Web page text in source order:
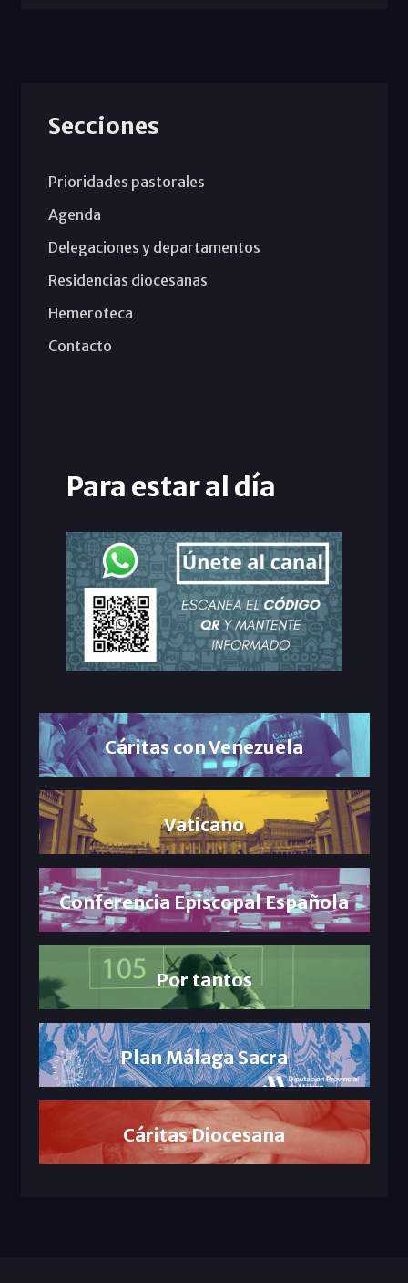
Secciones
Prioridades pastorales
Agenda
Delegaciones y departamentos
Residencias diocesanas
Hemeroteca
Contacto
Para estar al día
Cáritas con Venezuela
Vaticano
Conferencia Episcopal Española
Por tantos
Plan Málaga Sacra
Cáritas Diocesana